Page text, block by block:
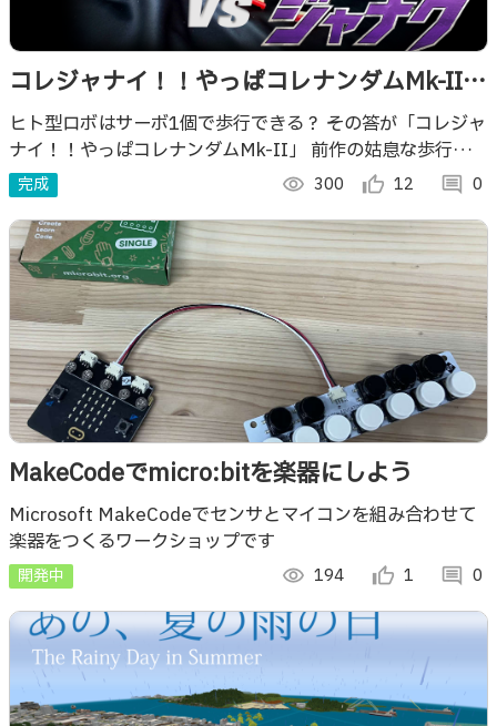
コレジャナイ！！やっぱコレナンダムMk-IIと
敵ロボ ジャナク - サーボ1個で2足歩行ロボ
-
ヒト型ロボはサーボ1個で歩行できる？ その答が「コレジャ
ナイ！！やっぱコレナンダムMk-II」 前作の姑息な歩行を見
直し，真の2足歩行を実現！ 敵ロボ「ジャナク」とのバトル
も勃発！！
完成 visibility 300 thumb_up_alt 12 comment 0
MakeCodeでmicro:bitを楽器にしよう
Microsoft MakeCodeでセンサとマイコンを組み合わせて
楽器をつくるワークショップです
開発中 visibility 194 thumb_up_alt 1 comment 0